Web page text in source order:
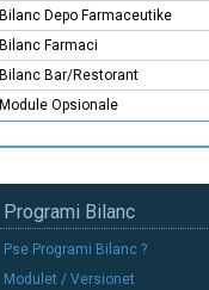
Bilanc Depo Farmaceutike
Bilanc Farmaci
Bilanc Bar/Restorant
Module Opsionale
Programi Bilanc
Pse Programi Bilanc ?
Modulet / Versionet